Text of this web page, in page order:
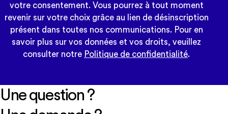
votre consentement. Vous pourrez à tout moment
revenir sur votre choix grâce au lien de désinscription
présent dans toutes nos communications. Pour en
savoir plus sur vos données et vos droits, veuillez
consulter notre Politique de confidentialité.
Une question ?